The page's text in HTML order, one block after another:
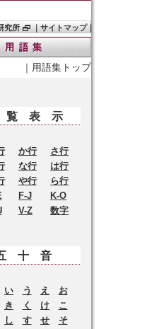
究所 ｜ サイトマップ｜
｜ 用語集トップ
覧表示
か行
さ行
な行
は行
や行
ら行
F-J
K-O
V-Z 数字
十音
い う え
お
き く け
こ
し す せ
そ